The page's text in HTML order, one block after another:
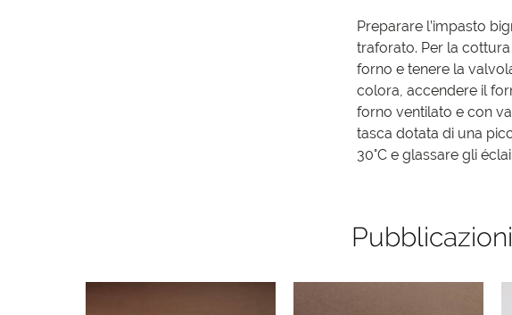
Preparare l’impasto
traforato. Per la
forno e tenere la
colora, accendere il
forno ventilato e con
tasca dotata di una
30°C e glassare gli